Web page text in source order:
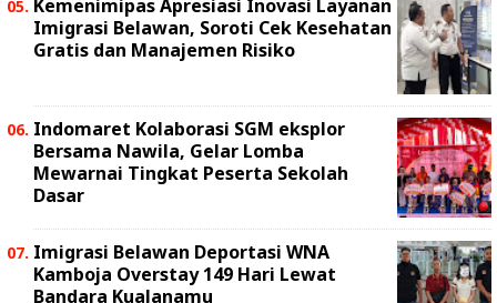
Kemenimipas Apresiasi Inovasi Layanan
Imigrasi Belawan, Soroti Cek Kesehatan
Gratis dan Manajemen Risiko
Indomaret Kolaborasi SGM eksplor
Bersama Nawila, Gelar Lomba
Mewarnai Tingkat Peserta Sekolah
Dasar
Imigrasi Belawan Deportasi WNA
Kamboja Overstay 149 Hari Lewat
Bandara Kualanamu